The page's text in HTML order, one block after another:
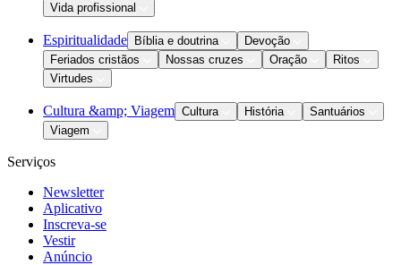
Vida profissional
Espiritualidade Bíblia e doutrina
Devoção
Feriados cristãos
Nossas cruzes Oração
Ritos
Virtudes
Cultura &amp; Viagem Cultura História
Santuários
Viagem
Serviços
Newsletter
Aplicativo
Inscreva-se
Vestir
Anúncio